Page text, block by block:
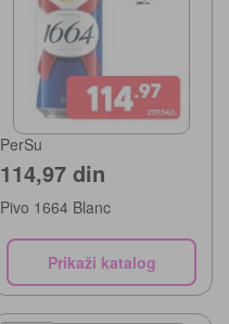
PerSu
114,97 din
Pivo 1664 Blanc
Prikaži katalog